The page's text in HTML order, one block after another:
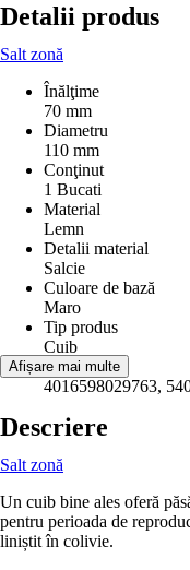
Detalii produs
Salt zonă
Înălţime
70 mm
Diametru
110 mm
Conţinut
1 Bucati
Material
Lemn
Detalii material
Salcie
Culoare de bază
Maro
Tip produs
Cuib
EAN
4016598029763,
Afișare mai multe
Descriere
Salt zonă
Un cuib bine ales oferă
pentru perioada de
liniștit în colivie.